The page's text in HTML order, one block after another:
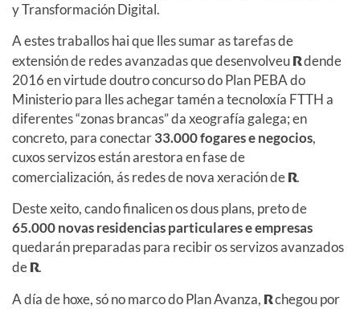
y Transformación Digital.
A estes traballos hai que lles sumar as tarefas de
extensión de redes avanzadas que desenvolveuRdende
2016 en virtude doutro concurso do Plan PEBA do
Ministerio para lles achegar tamén a tecnoloxía FTTH a
diferentes “zonas brancas” da xeografía galega; en
concreto, para conectar33.000 fogares e negocios,
cuxos servizos están arestora en fase de
comercialización, ás redes de nova xeración deR.
Deste xeito, cando finalicen os dous plans, preto de
65.000 novas residencias particulares e empresas
quedarán preparadas para recibir os servizos avanzados
deR.
A día de hoxe, só no marco do Plan Avanza, Rchegou por